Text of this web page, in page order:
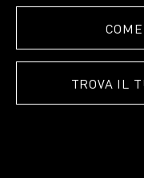
TROVA IL